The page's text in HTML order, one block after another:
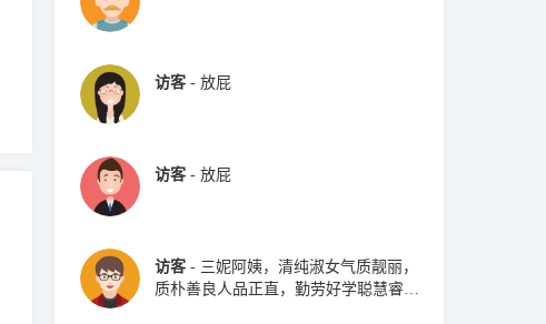
访客 - 放屁
访客 - 放屁
访客 - 三妮阿姨，清纯淑女气质靓丽，
质朴善良人品正直，勤劳好学聪慧睿